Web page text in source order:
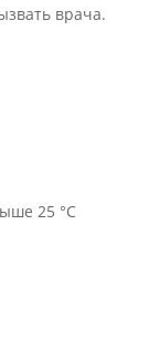
врача.
25 °C